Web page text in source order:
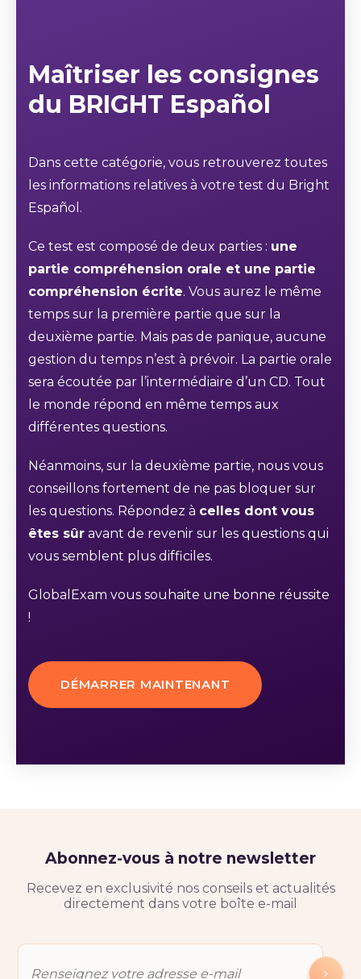
Maîtriser les consignes
du BRIGHT Español
Dans cette catégorie, vous retrouverez toutes
les informations relatives à votre test du Bright
Español.
Ce test est composé de deux parties : une
partie compréhension orale et une partie
compréhension écrite. Vous aurez le même
temps sur la première partie que sur la
deuxième partie. Mais pas de panique, aucune
gestion du temps n’est à prévoir. La partie orale
sera écoutée par l’intermédiaire d’un CD. Tout
le monde répond en même temps aux
différentes questions.
Néanmoins, sur la deuxième partie, nous vous
conseillons fortement de ne pas bloquer sur
les questions. Répondez à celles dont vous
êtes sûr avant de revenir sur les questions qui
vous semblent plus difficiles.
GlobalExam vous souhaite une bonne réussite
!
DÉMARRER MAINTENANT
Abonnez-vous à notre newsletter
Recevez en exclusivité nos conseils et actualités
directement dans votre boîte e-mail